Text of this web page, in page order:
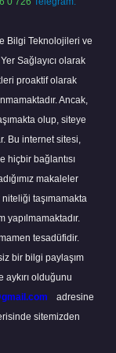
Bilgi Teknolojileri ve
Sağlayıcı olarak
proaktif olarak
Ancak,
olup, siteye
Bu internet sitesi,
hiçbir bağlantısı
makaleler
taşımamakta
yapılmamaktadır.
tesadüfidir.
bir bilgi paylaşım
olduğunu
adresine
sitemizden